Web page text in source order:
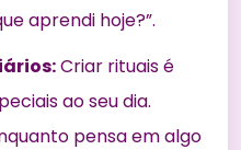
aprendi hoje?”.
Criar rituais é
ao seu dia.
pensa em algo